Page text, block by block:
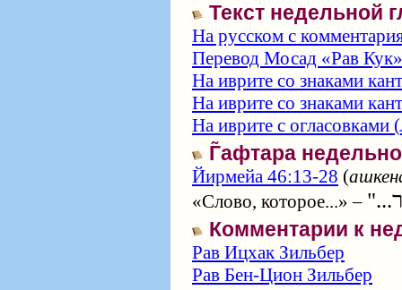
Текст недельной
На русском с
Перевод Мосад «Рав Кук»
На иврите со знаками
На иврите со знаками
На иврите с огласовками (
Г̃афтара
Йирмейа 46:13-28 (
«Слово, которое...» –
Комментарии к
Рав Ицхак Зильбер
Рав Бен-Цион Зильбер